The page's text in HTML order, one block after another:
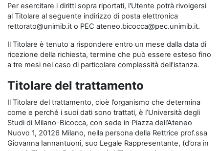
Per esercitare i diritti sopra riportati, l'Utente potrà rivolgersi
al Titolare al seguente indirizzo di posta elettronica
rettorato@unimib.it o PEC ateneo.bicocca@pec.unimib.it.
Il Titolare è tenuto a rispondere entro un mese dalla data di
ricezione della richiesta, termine che può essere esteso fino
a tre mesi nel caso di particolare complessità dell’istanza.
Titolare del trattamento
Il Titolare del trattamento, cioè l’organismo che determina
come e perché i suoi dati sono trattati, è l’Università degli
Studi di Milano-Bicocca, con sede in Piazza dell’Ateneo
Nuovo 1, 20126 Milano, nella persona della Rettrice prof.ssa
Giovanna Iannantuoni, suo Legale Rappresentante, (d’ora in